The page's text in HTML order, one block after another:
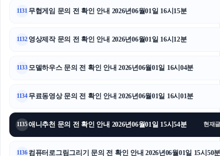
1131 무협게임 문의 전 확인 안내 2026년06월01일 16시15분
1132 영상제작 문의 전 확인 안내 2026년06월01일 16시12분
1133 모델하우스 문의 전 확인 안내 2026년06월01일 16시04분
1134 무료동영상 문의 전 확인 안내 2026년06월01일 16시01분
1135애니추천 문의 전 확인 안내 2026년06월01일 15시54분 현재
1136 컴퓨터로그림그리기 문의 전 확인 안내 2026년06월01일 15시50